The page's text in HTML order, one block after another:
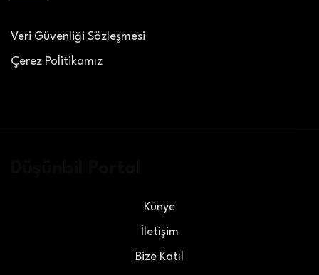
Veri Güvenliği Sözleşmesi
Çerez Politikamız
Künye
İletişim
Bize Katıl